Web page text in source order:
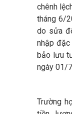
chênh
tháng 6/
do sửa
nhập đặc
bảo lưu
ngày 01/
Trường